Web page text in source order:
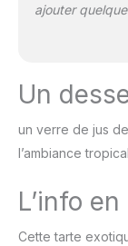
ajouter
Un
un verre de jus
l’ambiance
L’info
Cette tarte